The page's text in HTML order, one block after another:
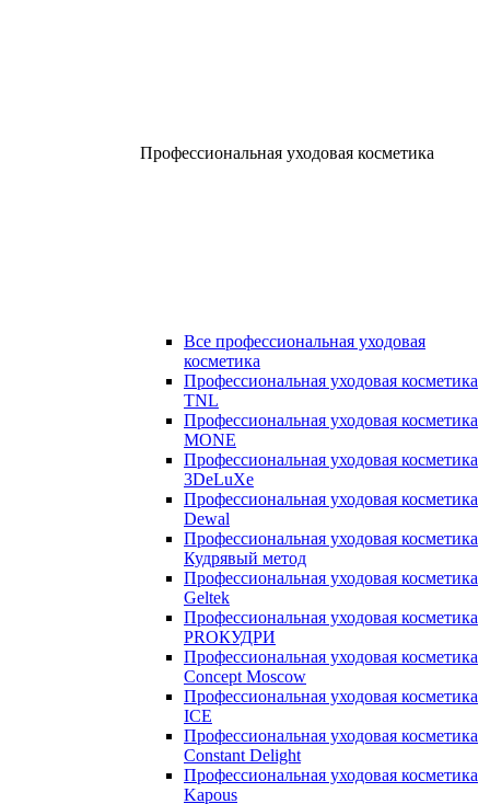
Профессиональная уходовая косметика
Все профессиональная уходовая
косметика
Профессиональная уходовая косметика
TNL
Профессиональная уходовая косметика
MONE
Профессиональная уходовая косметика
3DeLuXe
Профессиональная уходовая косметика
Dewal
Профессиональная уходовая косметика
Кудрявый метод
Профессиональная уходовая косметика
Geltek
Профессиональная уходовая косметика
PROКУДРИ
Профессиональная уходовая косметика
Concept Moscow
Профессиональная уходовая косметика
ICE
Профессиональная уходовая косметика
Constant Delight
Профессиональная уходовая косметика
Kapous